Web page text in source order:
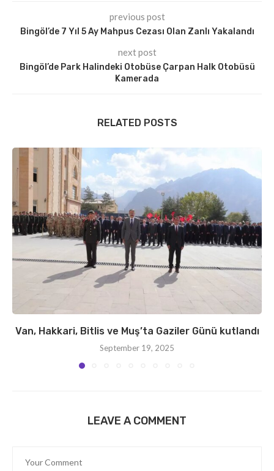
previous post
Bingöl’de 7 Yıl 5 Ay Mahpus Cezası Olan Zanlı Yakalandı
next post
Bingöl’de Park Halindeki Otobüse Çarpan Halk Otobüsü
Kamerada
RELATED POSTS
Van, Hakkari, Bitlis ve Muş’ta Gaziler Günü kutlandı
September 19, 2025
LEAVE A COMMENT